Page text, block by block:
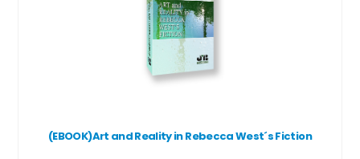
(EBOOK)Art and Reality in Rebecca West´s Fiction